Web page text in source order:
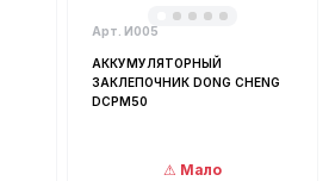
Арт. И005
АККУМУЛЯТОРНЫЙ
ЗАКЛЕПОЧНИК DONG CHENG
DCPM50
Мало